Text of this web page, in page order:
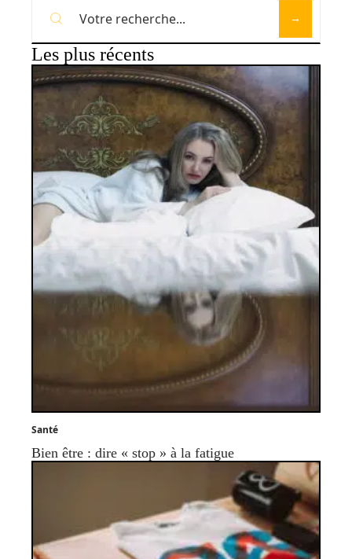
Les plus récents
Santé
Bien être : dire « stop » à la fatigue